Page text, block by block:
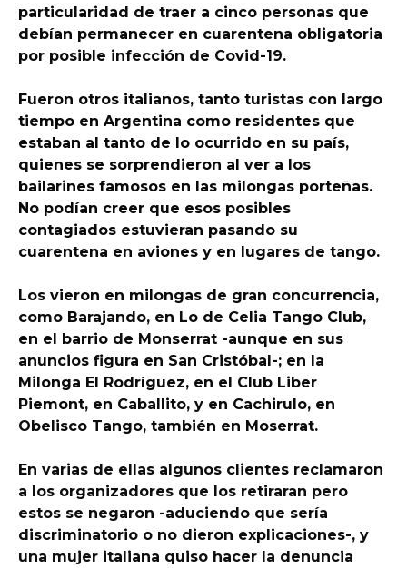
particularidad de traer a cinco personas que
debían permanecer en cuarentena obligatoria
por posible infección de Covid-19.
Fueron otros italianos, tanto turistas con largo
tiempo en Argentina como residentes que
estaban al tanto de lo ocurrido en su país,
quienes se sorprendieron al ver a los
bailarines famosos en las milongas porteñas.
No podían creer que esos posibles
contagiados estuvieran pasando su
cuarentena en aviones y en lugares de tango.
Los vieron en milongas de gran concurrencia,
como Barajando, en Lo de Celia Tango Club,
en el barrio de Monserrat -aunque en sus
anuncios figura en San Cristóbal-; en la
Milonga El Rodríguez, en el Club Liber
Piemont, en Caballito, y en Cachirulo, en
Obelisco Tango, también en Moserrat.
En varias de ellas algunos clientes reclamaron
a los organizadores que los retiraran pero
estos se negaron -aduciendo que sería
discriminatorio o no dieron explicaciones-, y
una mujer italiana quiso hacer la denuncia